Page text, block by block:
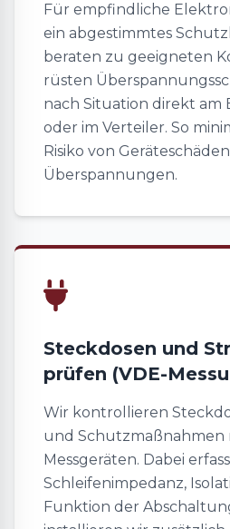
Für empfindliche
ein abgestimmtes
beraten zu geeigneten
rüsten
nach Situation direkt am
oder im Verteiler. So
Risiko von
Überspannungen.
Steckdosen und
prüfen (VDE-
Wir kontrollieren
und Schutzmaßnahmen
Messgeräten. Dabei
Schleifenimpedanz,
Funktion der